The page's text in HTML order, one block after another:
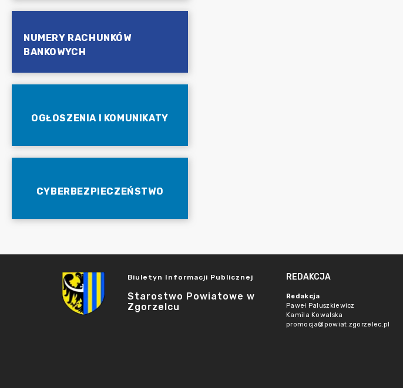
NUMERY RACHUNKÓW
BANKOWYCH
OGŁOSZENIA I KOMUNIKATY
CYBERBEZPIECZEŃSTWO
Biuletyn Informacji Publicznej
Starostwo Powiatowe w
Zgorzelcu
REDAKCJA
Redakcja
Paweł Paluszkiewicz
Kamila Kowalska
promocja@powiat.zgorzelec.pl